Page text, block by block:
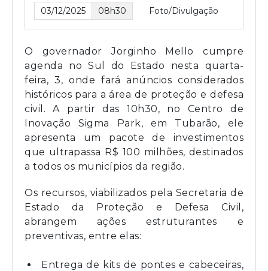
03/12/2025 08h30 Foto/Divulgação
O governador Jorginho Mello cumpre
agenda no Sul do Estado nesta quarta-
feira, 3, onde fará anúncios considerados
históricos para a área de proteção e defesa
civil. A partir das 10h30, no Centro de
Inovação Sigma Park, em Tubarão, ele
apresenta um pacote de investimentos
que ultrapassa R$ 100 milhões, destinados
a todos os municípios da região.
Os recursos, viabilizados pela Secretaria de
Estado da Proteção e Defesa Civil,
abrangem ações estruturantes e
preventivas, entre elas:
Entrega de kits de pontes e cabeceiras,